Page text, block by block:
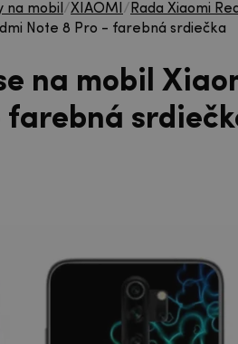
na mobil /XIAOMI / Rada Xiaomi
Note 8 Pro - farebná srdiečka
na mobil
farebná